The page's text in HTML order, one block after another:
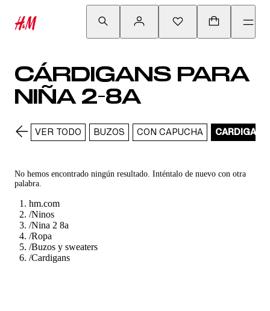
CÁRDIGANS PARA
NIÑA 2-8A
VER TODO BUZOS CON CAPUCHA CARDIGANS
No hemos encontrado ningún resultado. Inténtalo de nuevo con otra
palabra.
hm.com
/Ninos
/Nina 2 8a
/Ropa
/Buzos y sweaters
/Cardigans